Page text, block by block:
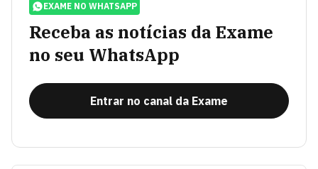
EXAME NO WHATSAPP
Receba as notícias da Exame
no seu WhatsApp
Entrar no canal da Exame